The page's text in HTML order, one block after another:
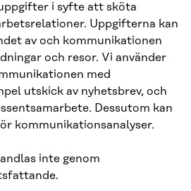
i syfte att sköta
Uppgifterna kan
av och kommunikationen
och resor. Vi använder
med
utskick av nyhetsbrev, och
Dessutom kan
kommunikationsanalyser.
inte genom